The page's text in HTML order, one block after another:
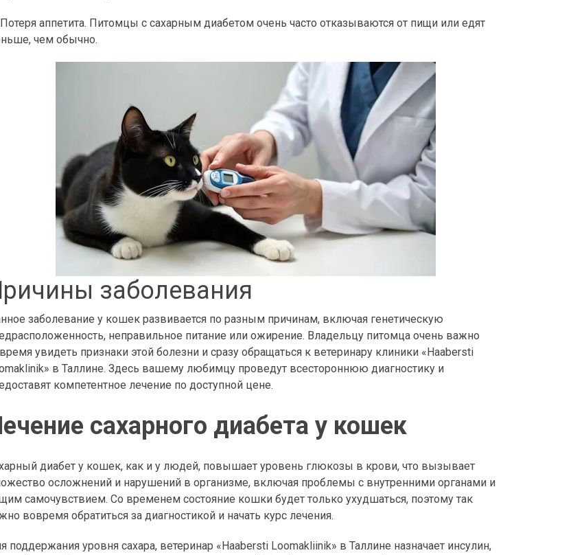
аппетита. Питомцы с сахарным диабетом очень часто отказываются от пищи или едят
чем обычно.
заболевания
заболевание у кошек развивается по разным причинам, включая генетическую
неправильное питание или ожирение. Владельцу питомца очень важно
увидеть признаки этой болезни и сразу обращаться к ветеринару клиники «Haabersti
в Таллине. Здесь вашему любимцу проведут всестороннюю диагностику и
компетентное лечение по доступной цене.
сахарного диабета у кошек
диабет у кошек, как и у людей, повышает уровень глюкозы в крови, что вызывает
осложнений и нарушений в организме, включая проблемы с внутренними органами и
самочувствием. Со временем состояние кошки будет только ухудшаться, поэтому так
вовремя обратиться за диагностикой и начать курс лечения.
поддержания уровня сахара, ветеринар «Haabersti Loomakliinik» в Таллине назначает инсулин,